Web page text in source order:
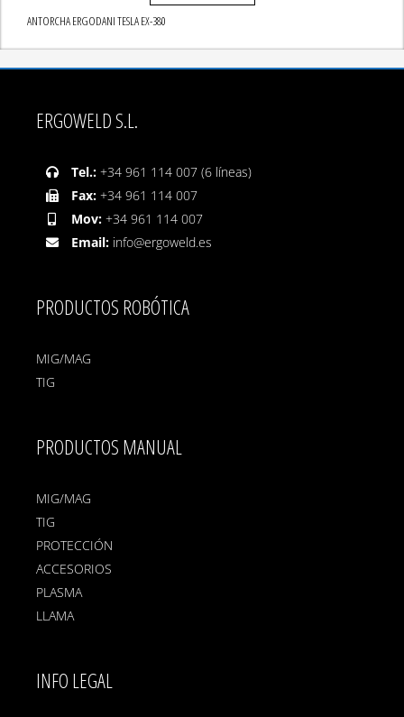
ANTORCHA ERGODANI TESLA EX-380
ERGOWELD S.L.
Tel.: +34 961 114 007 (6 líneas)
Fax: +34 961 114 007
Mov: +34 961 114 007
Email: info@ergoweld.es
PRODUCTOS ROBÓTICA
MIG/MAG
TIG
PRODUCTOS MANUAL
MIG/MAG
TIG
PROTECCIÓN
ACCESORIOS
PLASMA
LLAMA
INFO LEGAL